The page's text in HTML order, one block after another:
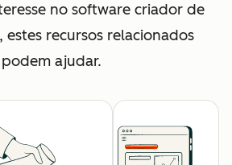
no software criador de
estes recursos relacionados
podem ajudar.